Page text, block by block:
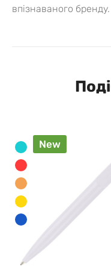
впізнаваного бренду.
New